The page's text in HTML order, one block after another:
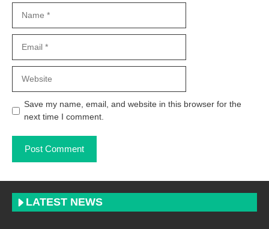
Save my name, email, and website in this browser for the
next time I comment.
LATEST NEWS